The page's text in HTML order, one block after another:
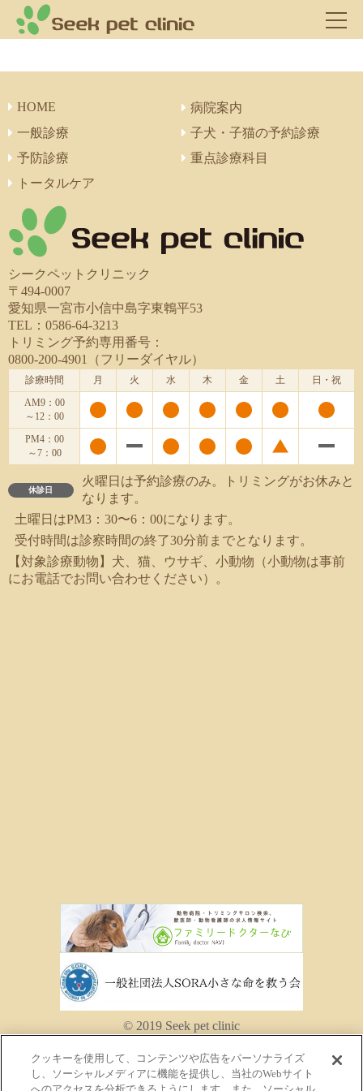
HOME
病院案内
一般診療
子犬・子猫の予約診療
予防診療
重点診療科目
トータルケア
シークペットクリニック
〒494-0007
愛知県一宮市小信中島字東鵯平53
TEL：0586-64-3213
トリミング予約専用番号：
0800-200-4901（フリーダイヤル）
診療時間 月 火 水 木 金 土
日・祝
AM9：00
～12：00
PM4：00
～7：00
休診日
火曜日は予約診療のみ。トリミングがお休みと
なります。
土曜日はPM3：30〜6：00になります。
受付時間は診察時間の終了30分前までとなります。
【対象診療動物】犬、猫、ウサギ、小動物（小動物は事前
にお電話でお問い合わせください）。
© 2019 Seek pet clinic
クッキーを使用して、コンテンツや広告をパーソナライズ
し、ソーシャルメディアに機能を提供し、当社のWebサイト